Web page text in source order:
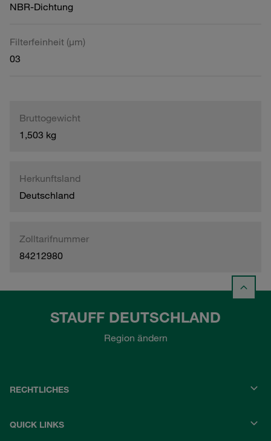
NBR-Dichtung
Filterfeinheit (µm)
03
Bruttogewicht
1,503 kg
Herkunftsland
Deutschland
Zolltarifnummer
84212980
STAUFF DEUTSCHLAND
Region ändern
RECHTLICHES
QUICK LINKS